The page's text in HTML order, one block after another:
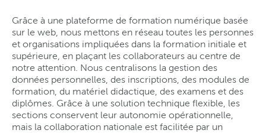
Grâce à une plateforme de formation numérique basée
sur le web, nous mettons en réseau toutes les personnes
et organisations impliquées dans la formation initiale et
supérieure, en plaçant les collaborateurs au centre de
notre attention. Nous centralisons la gestion des
données personnelles, des inscriptions, des modules de
formation, du matériel didactique, des examens et des
diplômes. Grâce à une solution technique flexible, les
sections conservent leur autonomie opérationnelle,
mais la collaboration nationale est facilitée par un